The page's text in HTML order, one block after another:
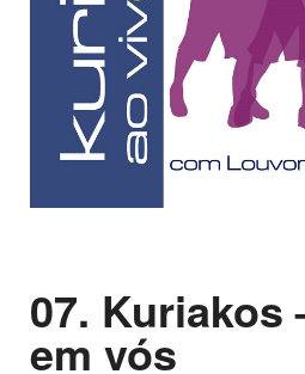
07. Kuriakos
em vós